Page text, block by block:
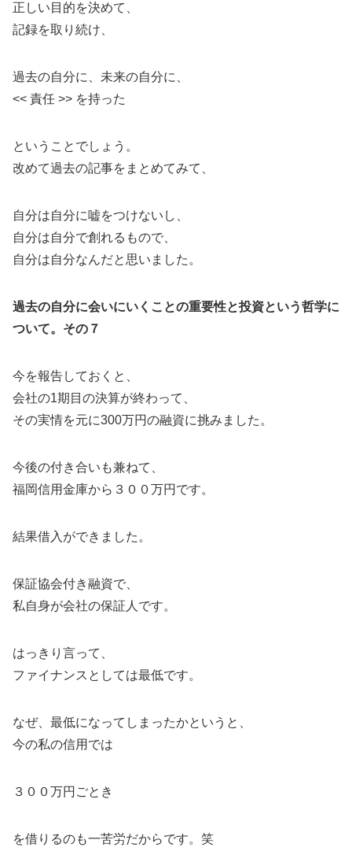
正しい目的を決めて、
記録を取り続け、
過去の自分に、未来の自分に、
<< 責任 >> を持った
ということでしょう。
改めて過去の記事をまとめてみて、
自分は自分に嘘をつけないし、
自分は自分で創れるもので、
自分は自分なんだと思いました。
過去の自分に会いにいくことの重要性と投資という哲学に
ついて。その７
今を報告しておくと、
会社の1期目の決算が終わって、
その実情を元に300万円の融資に挑みました。
今後の付き合いも兼ねて、
福岡信用金庫から３００万円です。
結果借入ができました。
保証協会付き融資で、
私自身が会社の保証人です。
はっきり言って、
ファイナンスとしては最低です。
なぜ、最低になってしまったかというと、
今の私の信用では
３００万円ごとき
を借りるのも一苦労だからです。笑